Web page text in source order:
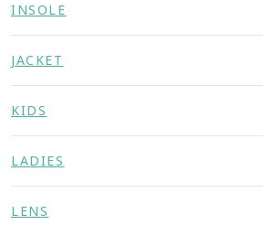
INSOLE
JACKET
KIDS
LADIES
LENS